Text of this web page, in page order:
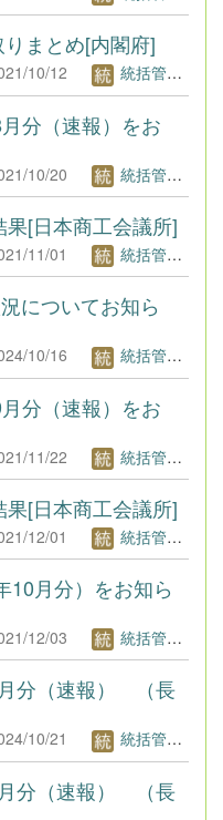
まとめ[内閣府]
10/12 統括管理者1
分（速報）をお
10/20 統括管理者1
果[日本商工会議所]
11/01 統括管理者1
についてお知ら
10/16 統括管理者1
分（速報）をお
11/22 統括管理者1
果[日本商工会議所]
12/01 統括管理者1
10月分）をお知ら
12/03 統括管理者1
分（速報） （長
10/21 統括管理者1
分（速報） （長